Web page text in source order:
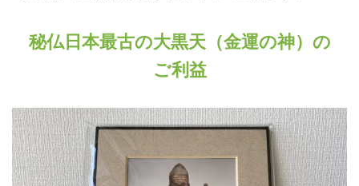
秘仏日本最古の大黒天（金運の神）の
ご利益